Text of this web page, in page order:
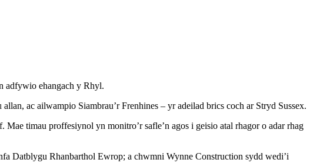
adfywio ehangach y Rhyl.
ac ailwampio Siambrau’r Frenhines – yr adeilad brics coch ar Stryd Sussex.
timau proffesiynol yn monitro’r safle’n agos i geisio atal rhagor o adar rhag
Datblygu Rhanbarthol Ewrop; a chwmni Wynne Construction sydd wedi’i